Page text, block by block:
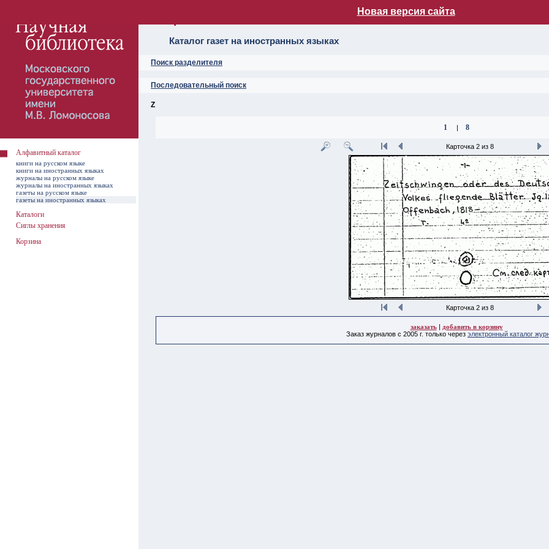
Новая версия сайта
Каталог газет на иностранных языках
Поиск разделителя
Последовательный поиск
Z
1 | 8
Карточка 2 из 8
Карточка 2 из 8
заказать| добавить в корзину
Заказ журналов с 2005 г. только через электронный каталог
Алфавитный каталог
книги на русском языке
книги на иностранных языках
журналы на русском языке
журналы на иностранных языках
газеты на русском языке
газеты на иностранных языках
Каталоги
Сиглы хранения
Корзина